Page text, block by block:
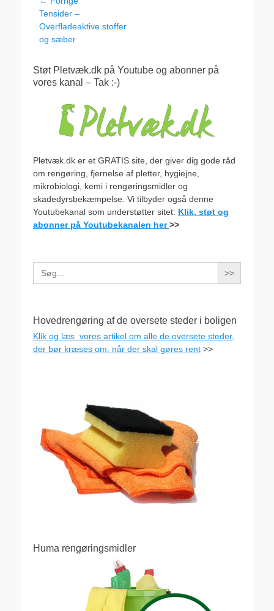
Forrige
indlæg:
Tensider –
Overfladeaktive stoffer
og sæber
Støt Pletvæk.dk på Youtube og abonner på
vores kanal – Tak :-)
Pletvæk.dk er et GRATIS site, der giver dig gode råd
om rengøring, fjernelse af pletter, hygiejne,
mikrobiologi, kemi i rengøringsmidler og
skadedyrsbekæmpelse. Vi tilbyder også denne
Youtubekanal som understøtter sitet: Klik, støt og
abonner på Youtubekanalen her>>
Search
for:
Hovedrengøring af de oversete steder i boligen
Klik og læs vores artikel om alle de oversete steder,
der bør kræses om, når der skal gøres rent >>
Huma rengøringsmidler